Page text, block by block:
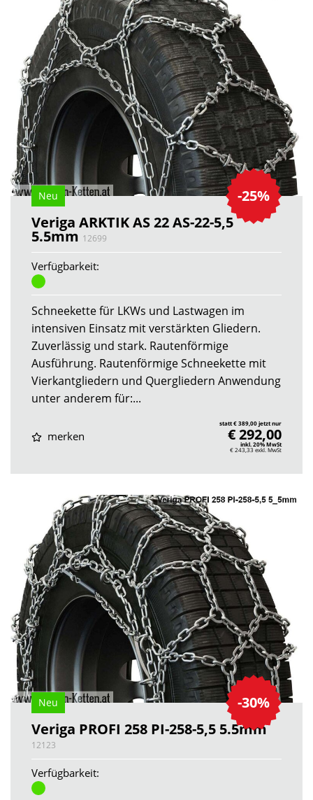
-25%
Neu
Veriga ARKTIK AS 22 AS-22-5,5
5.5mm 12699
Verfügbarkeit:
Schneekette für LKWs und Lastwagen im
intensiven Einsatz mit verstärkten Gliedern.
Zuverlässig und stark. Rautenförmige
Ausführung. Rautenförmige Schneekette mit
Vierkantgliedern und Quergliedern Anwendung
unter anderem für:...
merken
statt € 389,00 jetzt nur
€ 292,00
inkl. 20% MwSt
€ 243,33 exkl. MwSt
-30%
Neu
Veriga PROFI 258 PI-258-5,5 5.5mm
12123
Verfügbarkeit: